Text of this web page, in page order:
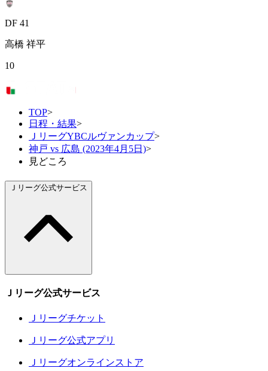
DF 41
高橋 祥平
10
TOP>
日程・結果>
ＪリーグYBCルヴァンカップ>
神戸 vs 広島 (2023年4月5日)>
見どころ
Ｊリーグ公式サービス
Ｊリーグ公式サービス
Ｊリーグチケット
Ｊリーグ公式アプリ
Ｊリーグオンラインストア